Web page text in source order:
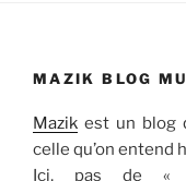
MAZIK BLOG
Mazik est un blog
celle qu’on entend
Ici, pas de «